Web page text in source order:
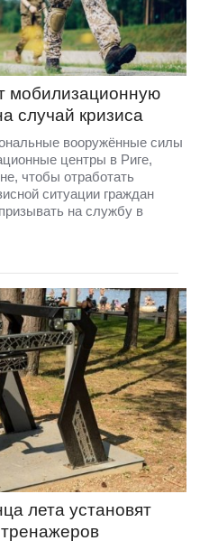
мобилизационную
случай кризиса
вооружённые силы
центры в Риге,
чтобы отработать
ситуации граждан
на службу в
лета установят